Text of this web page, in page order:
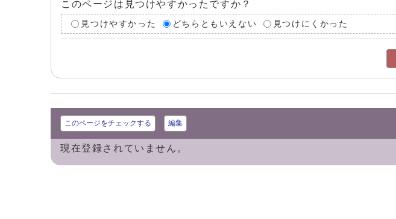
このページは見つけやすかったですか？
見つけやすかった どちらともいえない 見つけにくかった
このページをチェックする 編集
現在登録されていません。